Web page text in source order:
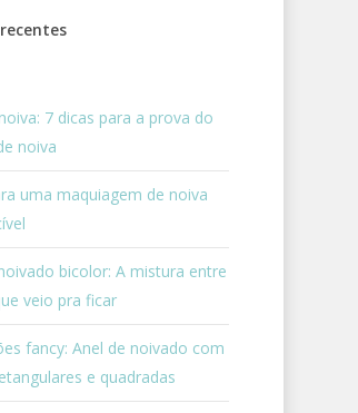
7 dicas para a prova do
noiva
uma maquiagem de noiva
bicolor: A mistura entre
veio pra ficar
fancy: Anel de noivado com
e quadradas